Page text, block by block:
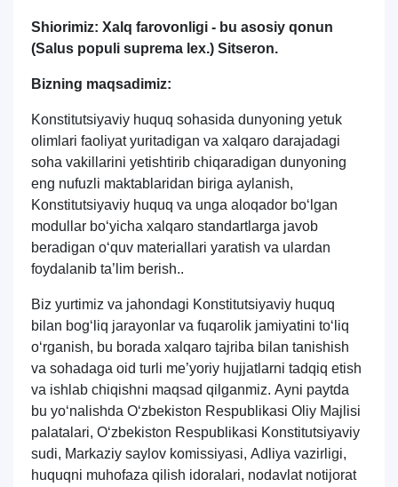
Ism va familiyangiz
Telefon raqamingiz
Pochta
yuborish
Shiorimiz: Xalq farovonligi - bu asosiy qonun
(Salus populi suprema lex.) Sitseron.
Bizning maqsadimiz:
Konstitutsiyaviy huquq sohasida dunyoning yetuk
olimlari faoliyat yuritadigan va xalqaro darajadagi
soha vakillarini yetishtirib chiqaradigan dunyoning
eng nufuzli maktablaridan biriga aylanish,
Konstitutsiyaviy huquq va unga aloqador boʻlgan
modullar boʻyicha xalqaro standartlarga javob
beradigan oʻquv materiallari yaratish va ulardan
foydalanib ta’lim berish..
Biz yurtimiz va jahondagi Konstitutsiyaviy huquq
bilan bogʻliq jarayonlar va fuqarolik jamiyatini toʻliq
oʻrganish, bu borada xalqaro tajriba bilan tanishish
va sohadaga oid turli me’yoriy hujjatlarni tadqiq etish
va ishlab chiqishni maqsad qilganmiz. Аyni paytda
bu yoʻnalishda Oʻzbekiston Respublikasi Oliy Majlisi
palatalari, Oʻzbekiston Respublikasi Konstitutsiyaviy
sudi, Markaziy saylov komissiyasi, Аdliya vazirligi,
huquqni muhofaza qilish idoralari, nodavlat notijorat